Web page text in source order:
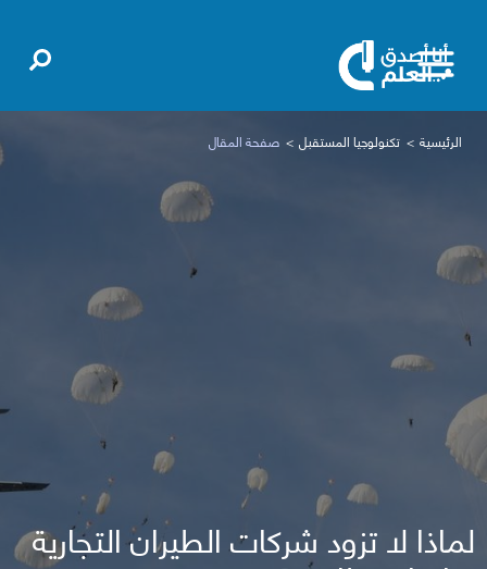
الرئيسية تكنولوجيا المستقبل صفحة المقال
لماذا لا تزود شركات الطيران التجارية